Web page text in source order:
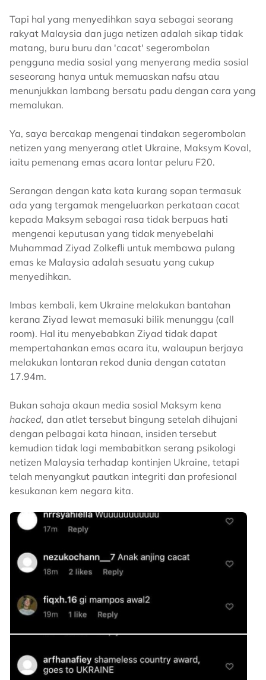
Tapi hal yang menyedihkan saya sebagai seorang
rakyat Malaysia dan juga netizen adalah sikap tidak
matang, buru buru dan 'cacat' segerombolan
pengguna media sosial yang menyerang media sosial
seseorang hanya untuk memuaskan nafsu atau
menunjukkan lambang bersatu padu dengan cara yang
memalukan.
Ya, saya bercakap mengenai tindakan segerombolan
netizen yang menyerang atlet Ukraine, Maksym Koval,
iaitu pemenang emas acara lontar peluru F20.
Serangan dengan kata kata kurang sopan termasuk
ada yang tergamak mengeluarkan perkataan cacat
kepada Maksym sebagai rasa tidak berpuas hati
mengenai keputusan yang tidak menyebelahi
Muhammad Ziyad Zolkefli untuk membawa pulang
emas ke Malaysia adalah sesuatu yang cukup
menyedihkan.
Imbas kembali, kem Ukraine melakukan bantahan
kerana Ziyad lewat memasuki bilik menunggu (call
room). Hal itu menyebabkan Ziyad tidak dapat
mempertahankan emas acara itu, walaupun berjaya
melakukan lontaran rekod dunia dengan catatan
17.94m.
Bukan sahaja akaun media sosial Maksym kena
hacked, dan atlet tersebut bingung setelah dihujani
dengan pelbagai kata hinaan, insiden tersebut
kemudian tidak lagi membabitkan serang psikologi
netizen Malaysia terhadap kontinjen Ukraine, tetapi
telah menyangkut pautkan integriti dan profesional
kesukanan kem negara kita.